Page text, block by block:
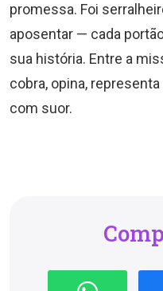
promessa. Foi
aposentar — cada
sua história. Entre a
cobra, opina,
com suor.